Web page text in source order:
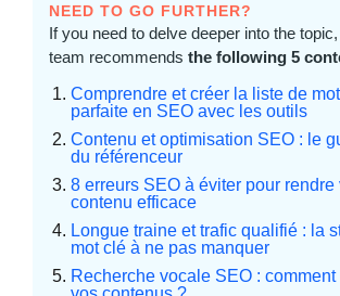
NEED TO GO FURTHER?
If you need to delve deeper into the
team recommends the following 5
Comprendre et créer la liste de
parfaite en SEO avec les outils
Contenu et optimisation SEO : le
du référenceur
8 erreurs SEO à éviter pour rendre
contenu efficace
Longue traine et trafic qualifié : la
mot clé à ne pas manquer
Recherche vocale SEO :